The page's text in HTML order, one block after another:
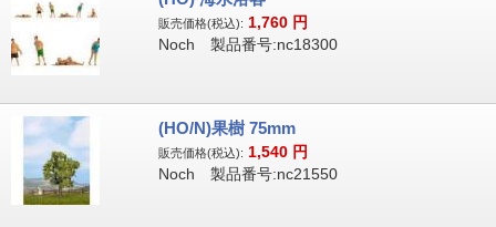
販売価格(税込): 1,760 円
Noch 製品番号:nc18300
(HO/N)果樹 75mm
販売価格(税込): 1,540 円
Noch 製品番号:nc21550